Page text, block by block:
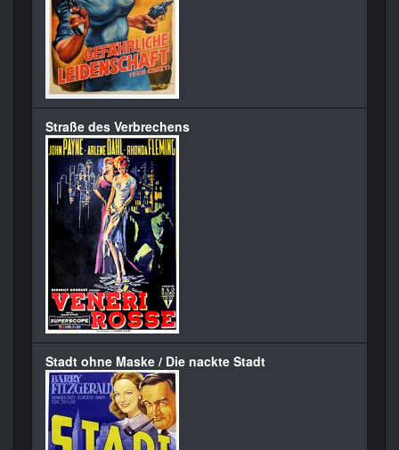
Straße des Verbrechens
Stadt ohne Maske / Die nackte Stadt